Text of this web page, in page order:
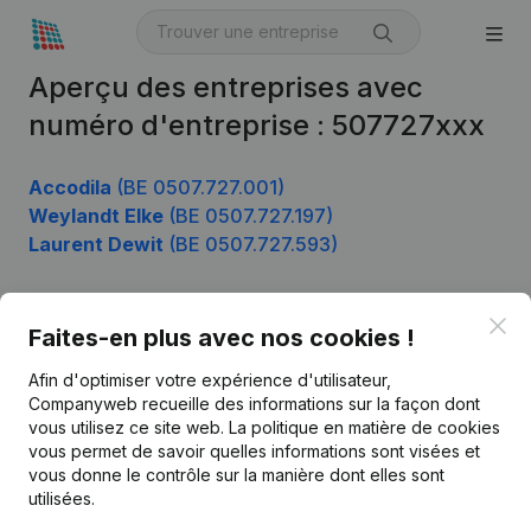
Aperçu des entreprises avec
numéro d'entreprise : 507727xxx
Accodila (BE 0507.727.001)
Weylandt Elke (BE 0507.727.197)
Laurent Dewit (BE 0507.727.593)
Faites-en plus avec nos cookies !
Afin d'optimiser votre expérience d'utilisateur,
Companyweb recueille des informations sur la façon dont
vous utilisez ce site web. La politique en matière de cookies
vous permet de savoir quelles informations sont visées et
vous donne le contrôle sur la manière dont elles sont
utilisées.
Français
Kantorenpark Everest
Produit
Informations d’entreprise
Monitoring
Recherche internationale